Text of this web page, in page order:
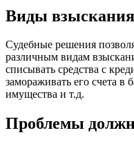
Виды
Судебные решения
различным видам
списывать средства с
замораживать его счета в
имущества и т.д.
Проблемы